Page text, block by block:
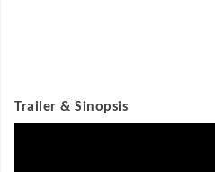
Trailer & Sinopsis